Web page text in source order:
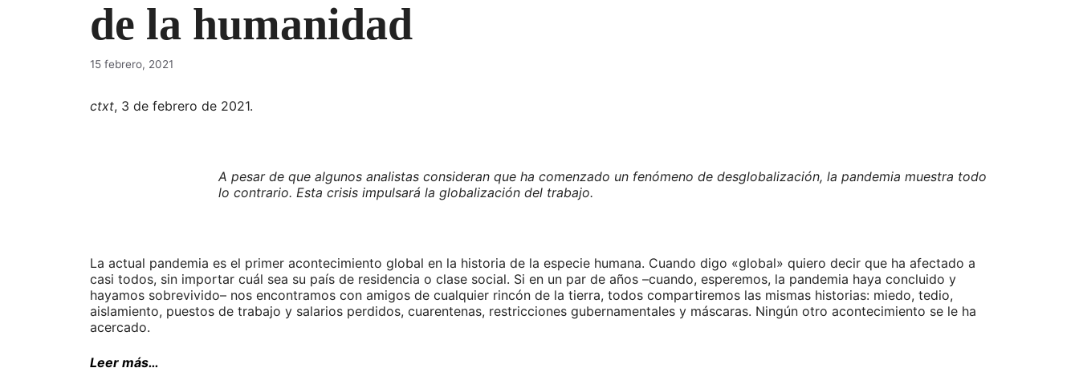
de la humanidad
15 febrero, 2021
ctxt, 3 de febrero de 2021.
A pesar de que algunos analistas consideran que ha comenzado un fenómeno de desglobalización, la pandemia muestra todo
lo contrario. Esta crisis impulsará la globalización del trabajo.
La actual pandemia es el primer acontecimiento global en la historia de la especie humana. Cuando digo «global» quiero decir que ha afectado a
casi todos, sin importar cuál sea su país de residencia o clase social. Si en un par de años –cuando, esperemos, la pandemia haya concluido y
hayamos sobrevivido– nos encontramos con amigos de cualquier rincón de la tierra, todos compartiremos las mismas historias: miedo, tedio,
aislamiento, puestos de trabajo y salarios perdidos, cuarentenas, restricciones gubernamentales y máscaras. Ningún otro acontecimiento se le ha
acercado.
Leer más…